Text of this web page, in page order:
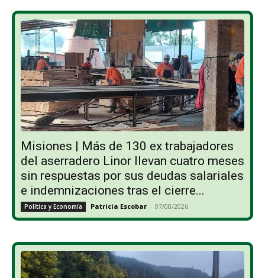
Misiones | Más de 130 ex trabajadores
del aserradero Linor llevan cuatro meses
sin respuestas por sus deudas salariales
e indemnizaciones tras el cierre...
Política y Economía Patricia Escobar - 07/08/2026